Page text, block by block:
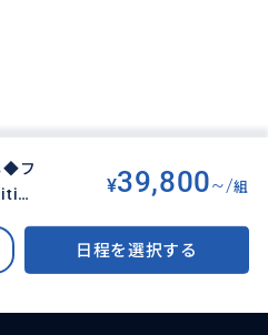
◆フ
10
同
¥39,800~/組
日程を選択する
大規模Antiquities Brocante(アンティー
10日間限定・アンティークプロ同行・
通訳・送迎手配